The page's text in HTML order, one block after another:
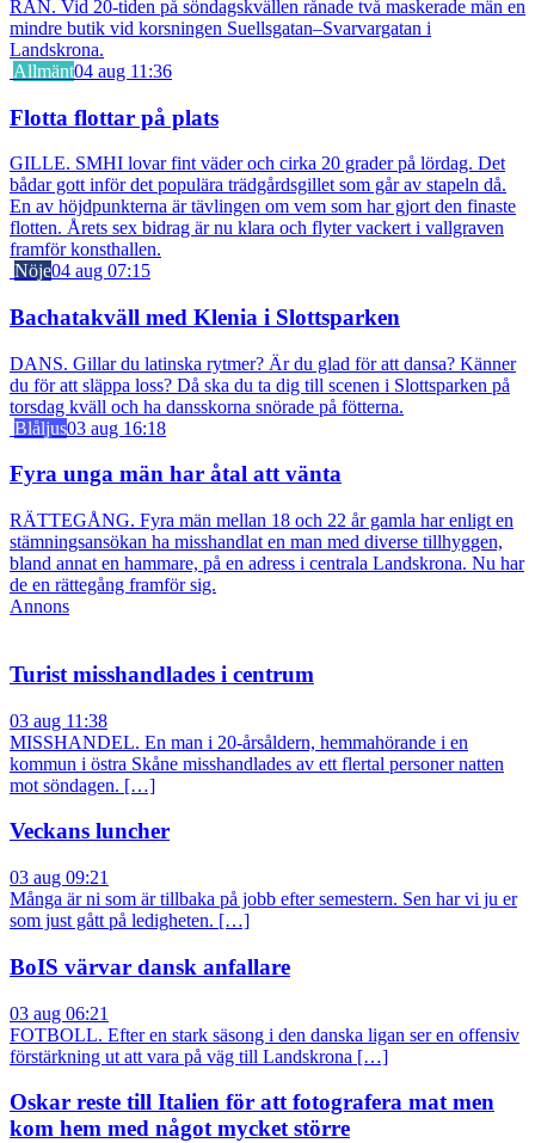
RÅN. Vid 20-tiden på söndagskvällen rånade två maskerade män en
mindre butik vid korsningen Suellsgatan–Svarvargatan i
Landskrona.
Allmänt04 aug 11:36
Flotta flottar på plats
GILLE. SMHI lovar fint väder och cirka 20 grader på lördag. Det
bådar gott inför det populära trädgårdsgillet som går av stapeln då.
En av höjdpunkterna är tävlingen om vem som har gjort den finaste
flotten. Årets sex bidrag är nu klara och flyter vackert i vallgraven
framför konsthallen.
Nöje04 aug 07:15
Bachatakväll med Klenia i Slottsparken
DANS. Gillar du latinska rytmer? Är du glad för att dansa? Känner
du för att släppa loss? Då ska du ta dig till scenen i Slottsparken på
torsdag kväll och ha dansskorna snörade på fötterna.
Blåljus03 aug 16:18
Fyra unga män har åtal att vänta
RÄTTEGÅNG. Fyra män mellan 18 och 22 år gamla har enligt en
stämningsansökan ha misshandlat en man med diverse tillhyggen,
bland annat en hammare, på en adress i centrala Landskrona. Nu har
de en rättegång framför sig.
Annons
Turist misshandlades i centrum
03 aug 11:38
MISSHANDEL. En man i 20-årsåldern, hemmahörande i en
kommun i östra Skåne misshandlades av ett flertal personer natten
mot söndagen. […]
Veckans luncher
03 aug 09:21
Många är ni som är tillbaka på jobb efter semestern. Sen har vi ju er
som just gått på ledigheten. […]
BoIS värvar dansk anfallare
03 aug 06:21
FOTBOLL. Efter en stark säsong i den danska ligan ser en offensiv
förstärkning ut att vara på väg till Landskrona […]
Oskar reste till Italien för att fotografera mat men
kom hem med något mycket större